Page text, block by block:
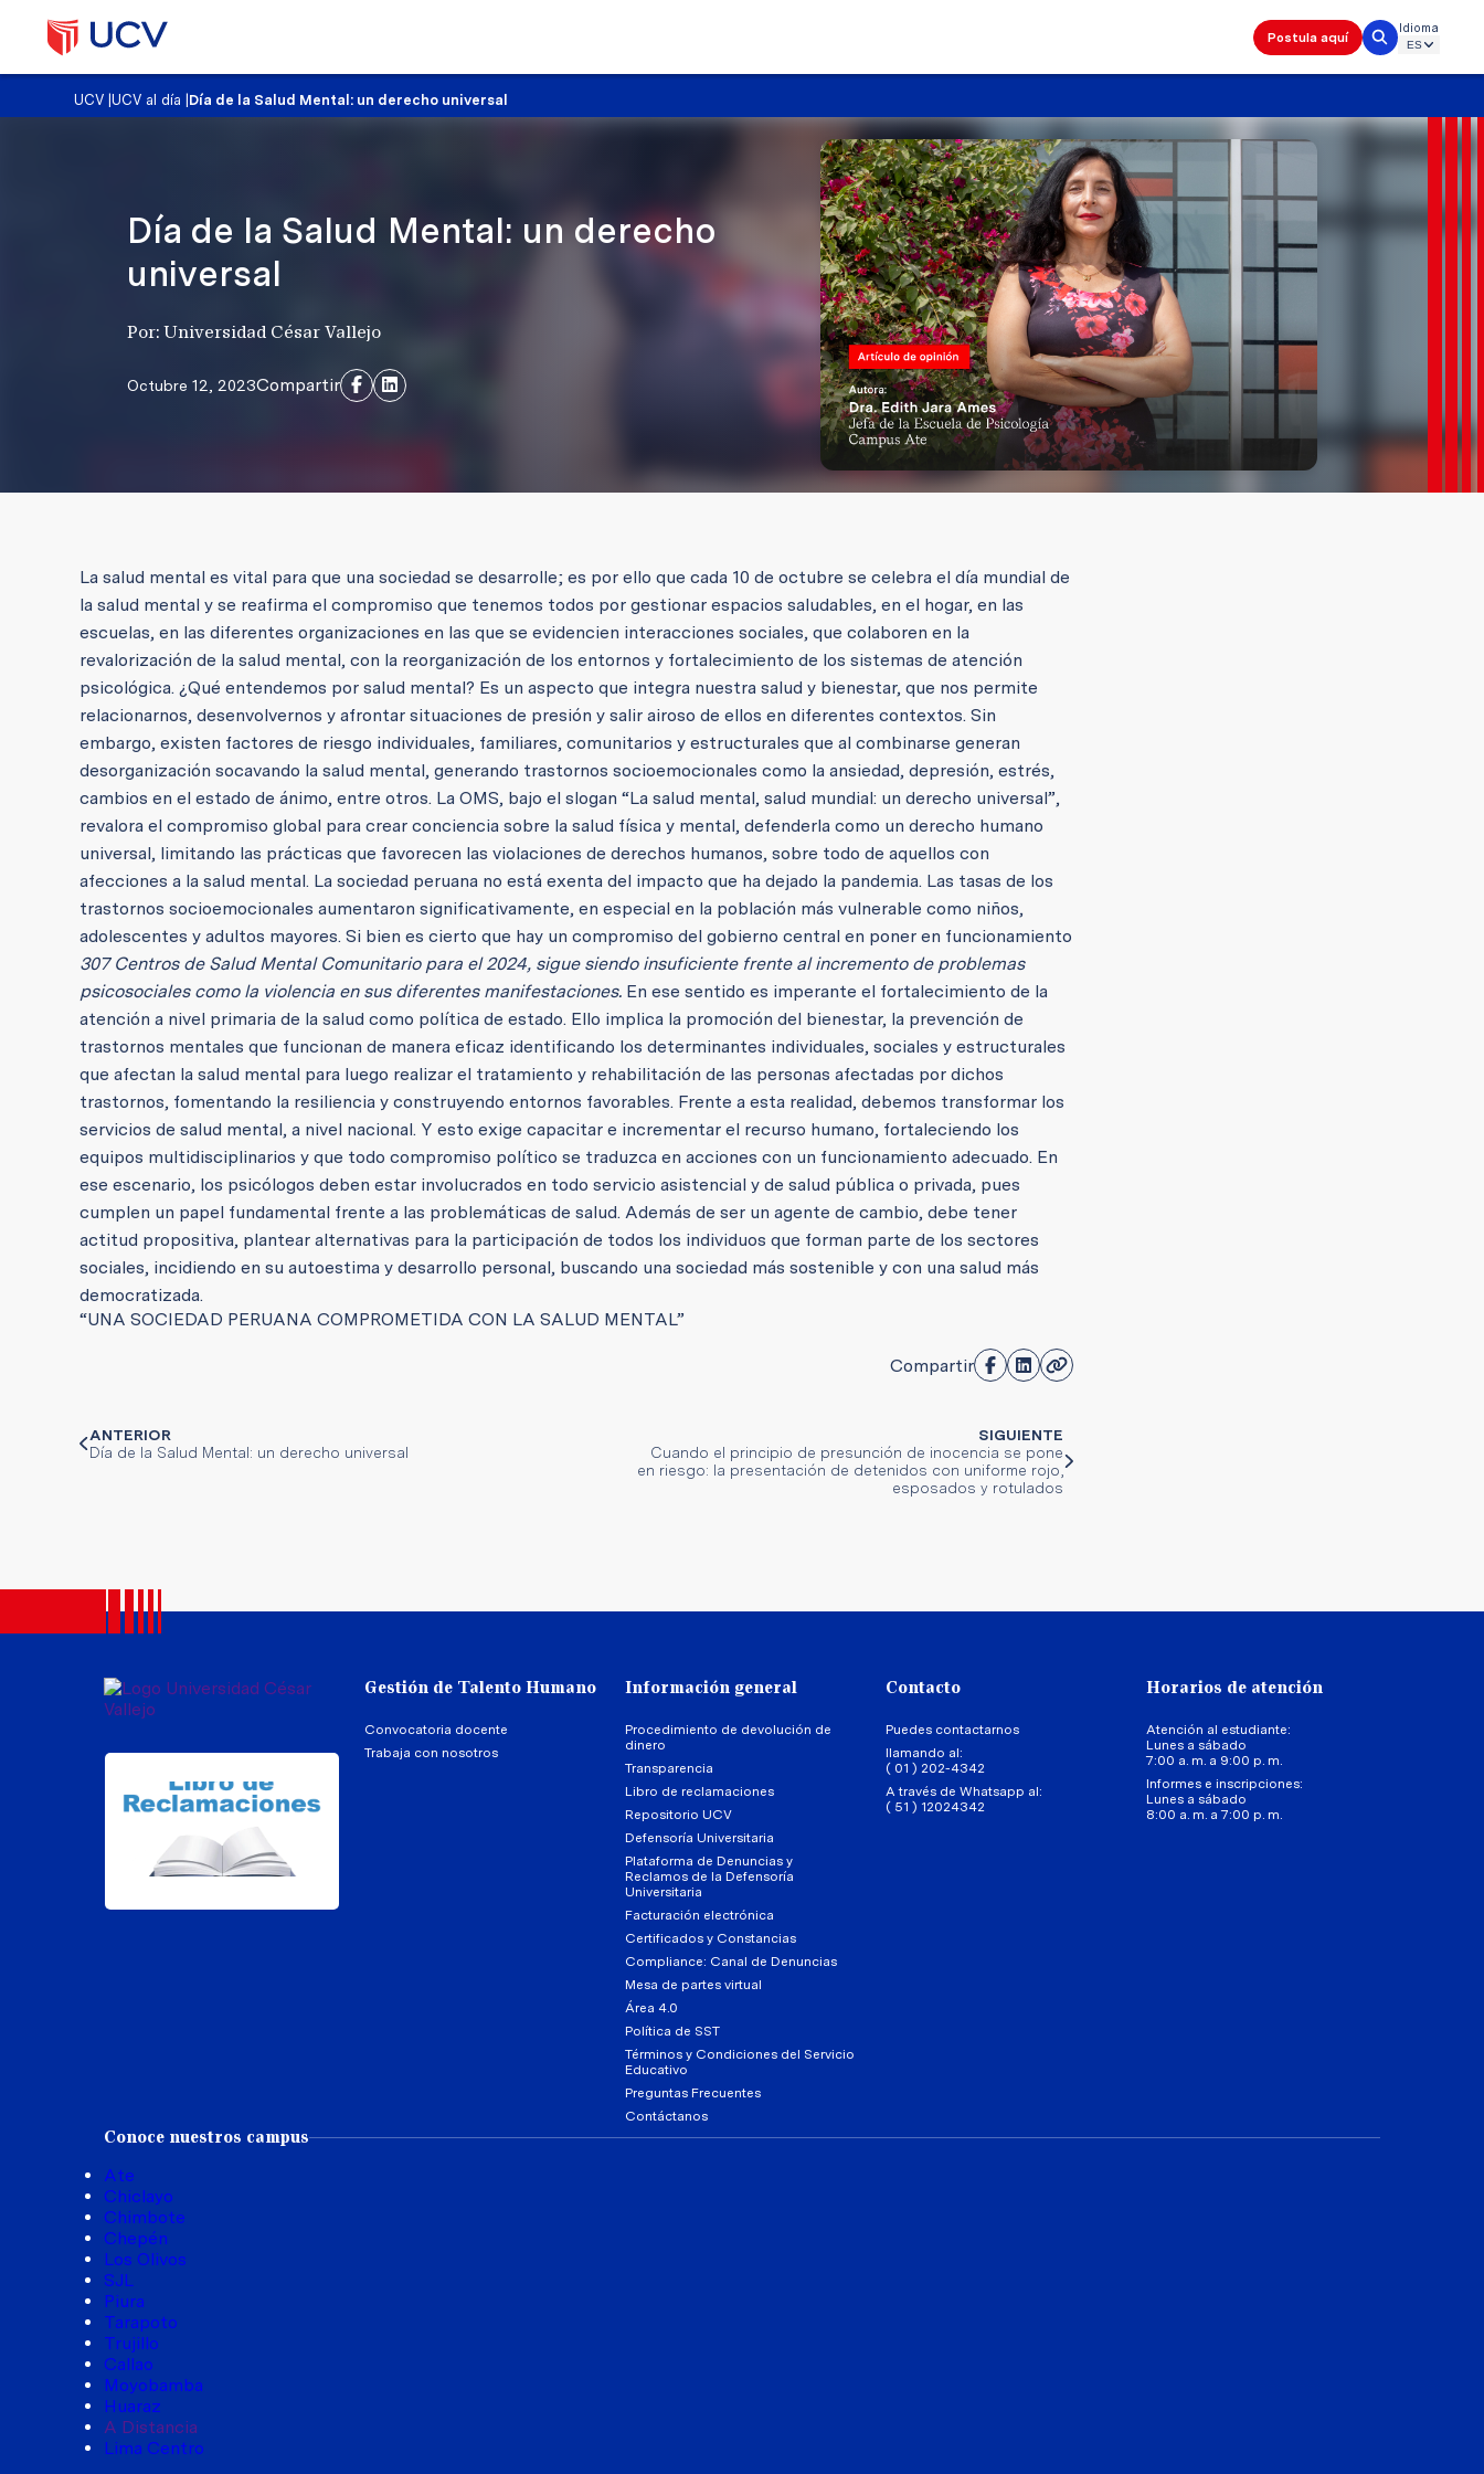
Postula aquí
Idioma
UCV |UCV al día Día de la Salud Mental: un derecho universal
Día de la Salud Mental: un derecho
universal
Por: Universidad César Vallejo
Octubre 12, 2023Compartir
La salud mental es vital para que una sociedad se desarrolle; es por ello que cada 10 de octubre se celebra el día mundial de
la salud mental y se reafirma el compromiso que tenemos todos por gestionar espacios saludables, en el hogar, en las
escuelas, en las diferentes organizaciones en las que se evidencien interacciones sociales, que colaboren en la
revalorización de la salud mental, con la reorganización de los entornos y fortalecimiento de los sistemas de atención
psicológica. ¿Qué entendemos por salud mental? Es un aspecto que integra nuestra salud y bienestar, que nos permite
relacionarnos, desenvolvernos y afrontar situaciones de presión y salir airoso de ellos en diferentes contextos. Sin
embargo, existen factores de riesgo individuales, familiares, comunitarios y estructurales que al combinarse generan
desorganización socavando la salud mental, generando trastornos socioemocionales como la ansiedad, depresión, estrés,
cambios en el estado de ánimo, entre otros. La OMS, bajo el slogan “La salud mental, salud mundial: un derecho universal”,
revalora el compromiso global para crear conciencia sobre la salud física y mental, defenderla como un derecho humano
universal, limitando las prácticas que favorecen las violaciones de derechos humanos, sobre todo de aquellos con
afecciones a la salud mental. La sociedad peruana no está exenta del impacto que ha dejado la pandemia. Las tasas de los
trastornos socioemocionales aumentaron significativamente, en especial en la población más vulnerable como niños,
adolescentes y adultos mayores. Si bien es cierto que hay un compromiso del gobierno central en poner en funcionamiento
307 Centros de Salud Mental Comunitario para el 2024, sigue siendo insuficiente frente al incremento de problemas
psicosociales como la violencia en sus diferentes manifestaciones. En ese sentido es imperante el fortalecimiento de la
atención a nivel primaria de la salud como política de estado. Ello implica la promoción del bienestar, la prevención de
trastornos mentales que funcionan de manera eficaz identificando los determinantes individuales, sociales y estructurales
que afectan la salud mental para luego realizar el tratamiento y rehabilitación de las personas afectadas por dichos
trastornos, fomentando la resiliencia y construyendo entornos favorables. Frente a esta realidad, debemos transformar los
servicios de salud mental, a nivel nacional. Y esto exige capacitar e incrementar el recurso humano, fortaleciendo los
equipos multidisciplinarios y que todo compromiso político se traduzca en acciones con un funcionamiento adecuado. En
ese escenario, los psicólogos deben estar involucrados en todo servicio asistencial y de salud pública o privada, pues
cumplen un papel fundamental frente a las problemáticas de salud. Además de ser un agente de cambio, debe tener
actitud propositiva, plantear alternativas para la participación de todos los individuos que forman parte de los sectores
sociales, incidiendo en su autoestima y desarrollo personal, buscando una sociedad más sostenible y con una salud más
democratizada.
“UNA SOCIEDAD PERUANA COMPROMETIDA CON LA SALUD MENTAL”
Compartir
ANTERIOR
Día de la Salud Mental: un derecho universal
SIGUIENTE
Cuando el principio de presunción de inocencia se pone
en riesgo: la presentación de detenidos con uniforme rojo,
esposados y rotulados
Gestión de Talento Humano
Convocatoria docente
Trabaja con nosotros
Información general
Procedimiento de devolución de
dinero
Transparencia
Libro de reclamaciones
Repositorio UCV
Defensoría Universitaria
Plataforma de Denuncias y
Reclamos de la Defensoría
Universitaria
Facturación electrónica
Certificados y Constancias
Compliance: Canal de Denuncias
Mesa de partes virtual
Área 4.0
Política de SST
Términos y Condiciones del Servicio
Educativo
Preguntas Frecuentes
Contáctanos
Contacto
Puedes contactarnos
llamando al:
( 01 ) 202-4342
A través de Whatsapp al:
( 51 ) 12024342
Horarios de atención
Atención al estudiante:
Lunes a sábado
7:00 a. m. a 9:00 p. m.
Informes e inscripciones:
Lunes a sábado
8:00 a. m. a 7:00 p. m.
Conoce nuestros campus
Ate
Chiclayo
Chimbote
Chepén
Los Olivos
SJL
Piura
Tarapoto
Trujillo
Callao
Moyobamba
Huaraz
A Distancia
Lima Centro